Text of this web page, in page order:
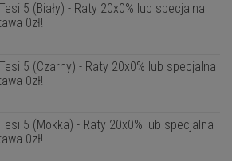
5 (Biały) - Raty 20x0% lub specjalna
0zł!
5 (Czarny) - Raty 20x0% lub specjalna
0zł!
5 (Mokka) - Raty 20x0% lub specjalna
0zł!